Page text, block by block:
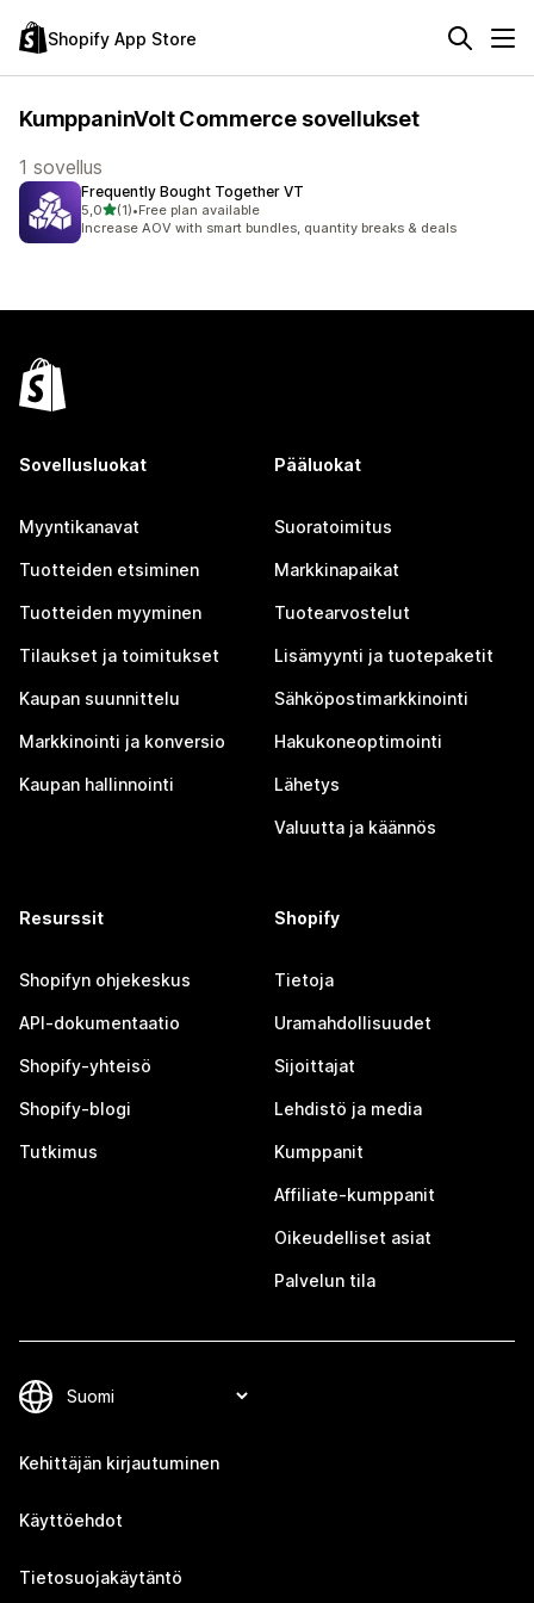
Shopify App Store
KumppaninVolt Commerce sovellukset
1 sovellus
Frequently Bought Together VT
5,0/ 5 tähteä
(1)
1 arvostelua yhteensä
•Free plan available
Increase AOV with smart bundles, quantity breaks & deals
Sovellusluokat
Myyntikanavat
Tuotteiden etsiminen
Tuotteiden myyminen
Tilaukset ja toimitukset
Kaupan suunnittelu
Markkinointi ja konversio
Kaupan hallinnointi
Pääluokat
Suoratoimitus
Markkinapaikat
Tuotearvostelut
Lisämyynti ja tuotepaketit
Sähköpostimarkkinointi
Hakukoneoptimointi
Lähetys
Valuutta ja käännös
Resurssit
Shopifyn ohjekeskus
API-dokumentaatio
Shopify-yhteisö
Shopify-blogi
Tutkimus
Shopify
Tietoja
Uramahdollisuudet
Sijoittajat
Lehdistö ja media
Kumppanit
Affiliate-kumppanit
Oikeudelliset asiat
Palvelun tila
Kehittäjän kirjautuminen
Käyttöehdot
Tietosuojakäytäntö